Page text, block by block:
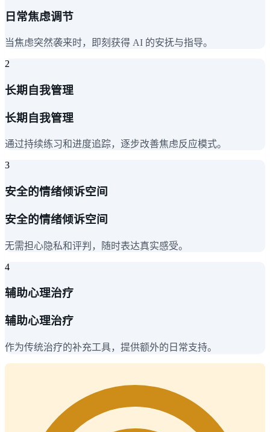
日常焦虑调节
当焦虑突然袭来时，即刻获得 AI 的安抚与指导。
2
长期自我管理
长期自我管理
通过持续练习和进度追踪，逐步改善焦虑反应模式。
3
安全的情绪倾诉空间
安全的情绪倾诉空间
无需担心隐私和评判，随时表达真实感受。
4
辅助心理治疗
辅助心理治疗
作为传统治疗的补充工具，提供额外的日常支持。